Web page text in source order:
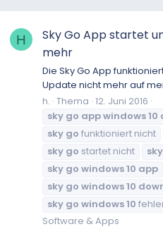
H
Sky Go App startet
mehr
Die Sky Go App
Update nicht mehr auf
h. Thema 12. Juni 2016
sky go appwindows10
sky go funktioniert nicht
sky go startet nicht sky
sky go windows10 app
sky go windows10
sky go windows10
Software & Apps